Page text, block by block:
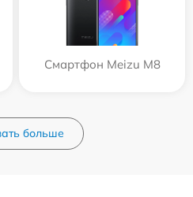
Смартфон Meizu M8
больше